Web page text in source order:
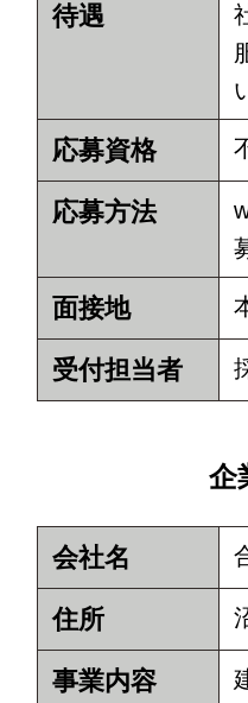
待遇
応募資格
応募方法
面接地
受付担当者
企
会社名
住所
事業内容